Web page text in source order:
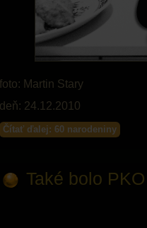
foto: Martin Stary
deň: 24.12.2010
Čítať ďalej: 60 narodeniny
Také bolo